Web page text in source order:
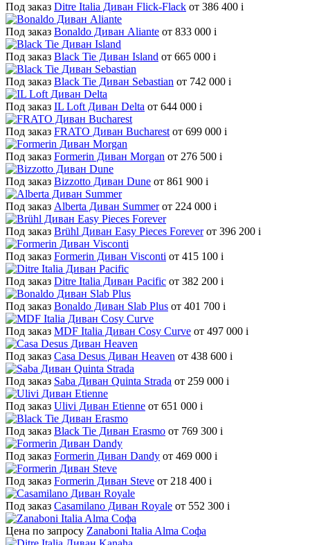
Под заказ Ditre Italia Диван Flick-Flack от 386 400 i
Под заказ Bonaldo Диван Aliante от 833 000 i
Под заказ Black Tie Диван Island от 665 000 i
Под заказ Black Tie Диван Sebastian от 742 000 i
Под заказ IL Loft Диван Delta от 644 000 i
Под заказ FRATO Диван Bucharest от 699 000 i
Под заказ Formerin Диван Morgan от 276 500 i
Под заказ Bizzotto Диван Dune от 861 900 i
Под заказ Alberta Диван Summer от 224 000 i
Под заказ Brühl Диван Easy Pieces Forever от 396 200 i
Под заказ Formerin Диван Visconti от 415 100 i
Под заказ Ditre Italia Диван Pacific от 382 200 i
Под заказ Bonaldo Диван Slab Plus от 401 700 i
Под заказ MDF Italia Диван Cosy Curve от 497 000 i
Под заказ Casa Desus Диван Heaven от 438 600 i
Под заказ Saba Диван Quinta Strada от 259 000 i
Под заказ Ulivi Диван Etienne от 651 000 i
Под заказ Black Tie Диван Erasmo от 769 300 i
Под заказ Formerin Диван Dandy от 469 000 i
Под заказ Formerin Диван Steve от 218 400 i
Под заказ Casamilano Диван Royale от 552 300 i
Цена по запросу Zanaboni Italia Alma Софа